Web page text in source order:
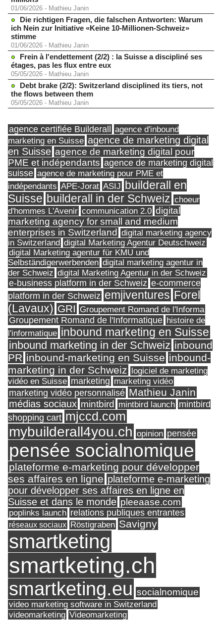
01/06/2026 - Mathieu Janin
Die richtigen Fragen, die falschen Antworten: Warum
ich Nein zur Initiative «Keine 10-Millionen-Schweiz»
stimme
01/06/2026 - Mathieu Janin
Frein à l'endettement (2/2) : la Suisse a discipliné ses
étages, pas les flux entre eux
05/05/2026 - Mathieu Janin
Debt brake (2/2): Switzerland disciplined its tiers, not
the flows between them
05/05/2026 - Mathieu Janin
agence certifiée Builderall
agence d'inbound
marketing en Suisse agence de marketing digital
en Suisse agence de marketing digital pour
PME et indépendants agence de marketing digital
suisse agence de marketing pour PME et
indépendants APE-Jorat ASIJ builderall en
Suisse builderall in der Schweiz choeur
d'hommes L'Avenir communication 2.0 digital
marketing agency for small and medium
enterprises in Switzerland digital marketing agency
in Switzerland digital Marketing Agentur Deutschweiz
digital Marketing agentur für KMU und
Selbständigerwerbenden digital marketing agentur in
der Schweiz digital Marketing Agentur in der Schweiz
e-business platform in der Schweiz e-commerce
platform in der Schweiz emjiventures Forel
(Lavaux) GRI Groupement Romand de l'Informa
Groupement Romand de l'Informatique histoire de
l'informatique inbound marketing en Suisse
inbound marketing in der Schweiz inbound
PR inbound-marketing en Suisse inbound-
marketing in der Schweiz logiciel de marketing
vidéo en Suisse marketing marketing vidéo
marketing vidéo personnalisé Mathieu Janin
médias sociaux mintbird mintbird launch mintbird
shopping cart mjccd.com
mybuilderall4you.ch opinion pensée
pensée socialnomique
plateforme e-marketing pour développer
ses affaires en ligne plateforme e-marketing
pour développer ses affaires en ligne en
Suisse et dans le monde pleeaase.com
poplinks launch relations publiques entrantes
réseaux sociaux Röstigraben Savigny
smartketing
smartketing.ch
smartketing.eu socialnomique
video marketing software in Switzerland
videomarketing Videomarketing